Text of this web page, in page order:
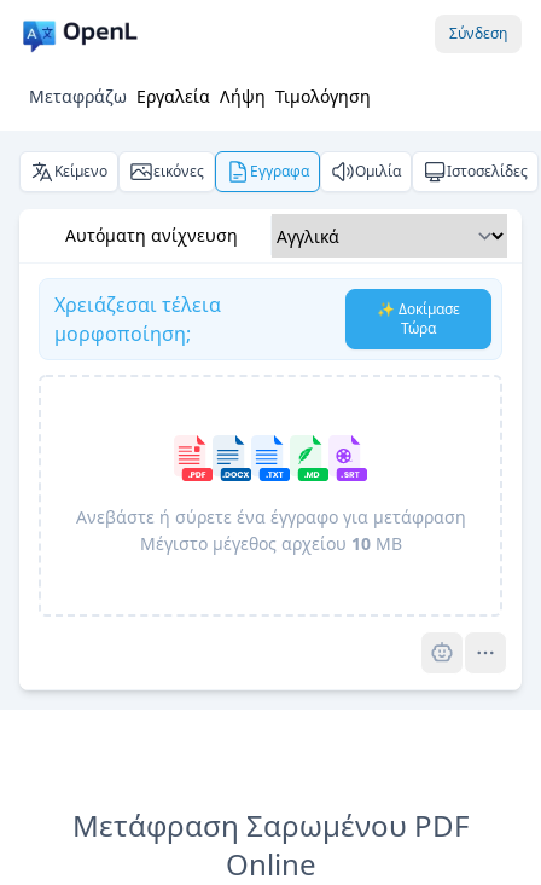
Σύνδεση
Μεταφράζω Εργαλεία Λήψη Τιμολόγηση
Κείμενο εικόνες Εγγραφα Ομιλία Ιστοσελίδες
Αυτόματη ανίχνευση
Χρειάζεσαι τέλεια
μορφοποίηση;
✨ Δοκίμασε
Τώρα
Ανεβάστε ή σύρετε ένα έγγραφο για μετάφραση
Μέγιστο μέγεθος αρχείου 10MB
Μετάφραση Σαρωμένου PDF
Online